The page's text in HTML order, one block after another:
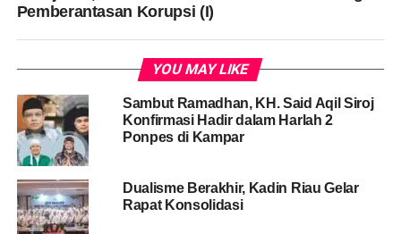
Pemberantasan Korupsi (I)
YOU MAY LIKE
Sambut Ramadhan, KH. Said Aqil Siroj
Konfirmasi Hadir dalam Harlah 2
Ponpes di Kampar
Dualisme Berakhir, Kadin Riau Gelar
Rapat Konsolidasi